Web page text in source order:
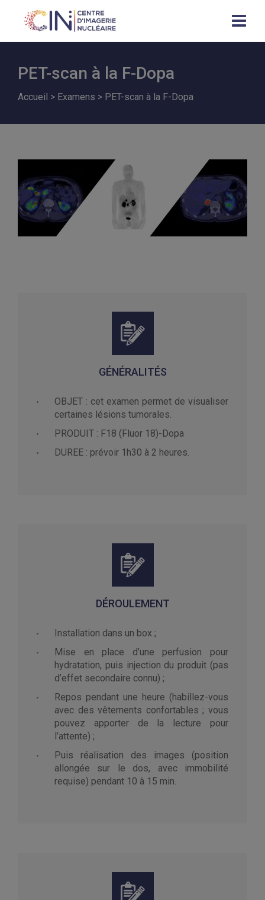
PET-scan à la F-Dopa
Accueil > Examens > PET-scan à la F-Dopa
GÉNÉRALITÉS
OBJET : cet examen permet de visualiser
certaines lésions tumorales.
PRODUIT : F18 (Fluor 18)-Dopa
DUREE : prévoir 1h30 à 2 heures.
DÉROULEMENT
Installation dans un box ;
Mise en place d’une perfusion pour
hydratation, puis injection du produit (pas
d’effet secondaire connu) ;
Repos pendant une heure (habillez-vous
avec des vêtements confortables ; vous
pouvez apporter de la lecture pour
l’attente) ;
Puis réalisation des images (position
allongée sur le dos, avec immobilité
requise) pendant 10 à 15 min.